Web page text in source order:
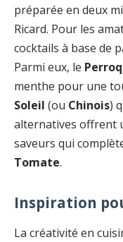
préparée en deux
Ricard. Pour les
cocktails à base de
Parmi eux, le
menthe pour une
Soleil (ou Chinois)
alternatives offrent
saveurs qui
Tomate.
Inspiration
La créativité en